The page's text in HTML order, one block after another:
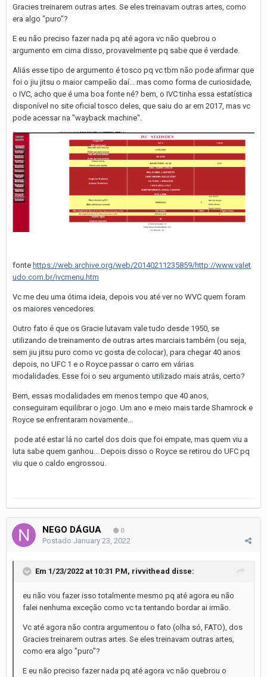
Gracies treinarem outras artes. Se eles treinavam outras artes, como
era algo "puro"?
E eu não preciso fazer nada pq até agora vc não quebrou o
argumento em cima disso, provavelmente pq sabe que é verdade.
Aliás esse tipo de argumento é tosco pq vc tbm não pode afirmar que
foi o jiu jitsu o maior campeão daí... mas como forma de curiosidade,
o IVC, acho que é uma boa fonte né? bem, o IVC tinha essa estatística
disponível no site oficial tosco deles, que saiu do ar em 2017, mas vc
pode acessar na "wayback machine".
fonte https://web.archive.org/web/20140211235859/http://www.valet
udo.com.br/ivcmenu.htm
Vc me deu uma ótima ideia, depois vou até ver no WVC quem foram
os maiores vencedores.
Outro fato é que os Gracie lutavam vale tudo desde 1950, se
utilizando de treinamento de outras artes marciais também (ou seja,
sem jiu jitsu puro como vc gosta de colocar), para chegar 40 anos
depois, no UFC 1 e o Royce passar o carro em várias
modalidades. Esse foi o seu argumento utilizado mais atrás, certo?
Bem, essas modalidades em menos tempo que 40 anos,
conseguiram equilibrar o jogo. Um ano e meio mais tarde Shamrock e
Royce se enfrentaram novamente...
pode até estar lá no cartel dos dois que foi empate, mas quem viu a
luta sabe quem ganhou... Depois disso o Royce se retirou do UFC pq
viu que o caldo engrossou.
NEGO DÁGUA 0
Postado January 23, 2022
Em 1/23/2022 at 10:31 PM, rivvithead disse:
eu não vou fazer isso totalmente mesmo pq até agora eu não
falei nenhuma exceção como vc ta tentando bordar ai irmão.
Vc até agora não contra argumentou o fato (olha só, FATO), dos
Gracies treinarem outras artes. Se eles treinavam outras artes,
como era algo "puro"?
E eu não preciso fazer nada pq até agora vc não quebrou o